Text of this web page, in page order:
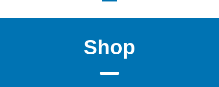
Shop